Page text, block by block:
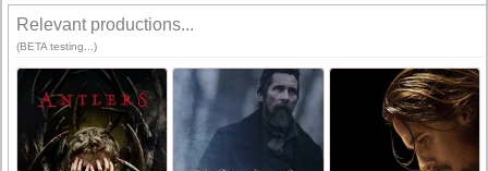
Relevant productions...
(BETA testing...)